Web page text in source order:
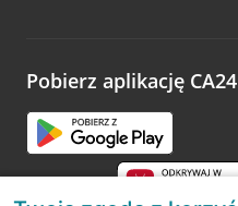
Pobierz aplikację